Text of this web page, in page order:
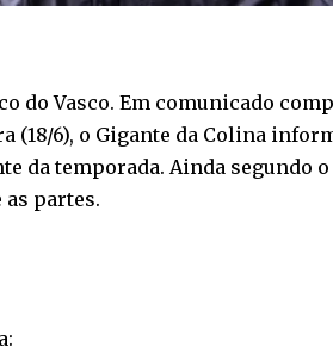
do Vasco. Em comunicado
(18/6), o Gigante da Colina
da temporada. Ainda segundo
partes.